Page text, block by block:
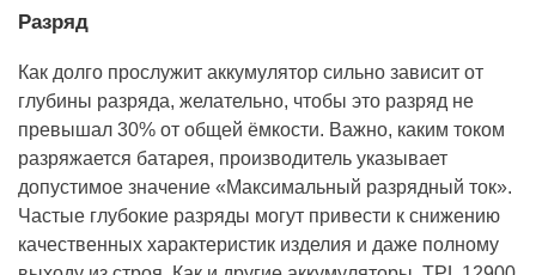
Разряд
Как долго прослужит аккумулятор сильно зависит от
глубины разряда, желательно, чтобы это разряд не
превышал 30% от общей ёмкости. Важно, каким током
разряжается батарея, производитель указывает
допустимое значение «Максимальный разрядный ток».
Частые глубокие разряды могут привести к снижению
качественных характеристик изделия и даже полному